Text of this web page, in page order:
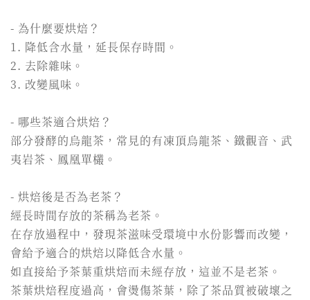
- 為什麼要烘焙？
1. 降低含水量，延長保存時間。
2. 去除雜味。
3. 改變風味。
- 哪些茶適合烘焙？
部分發酵的烏龍茶，常見的有凍頂烏龍茶、鐵觀音、武
夷岩茶、鳳凰單欉。
- 烘焙後是否為老茶？
經長時間存放的茶稱為老茶。
在存放過程中，發現茶滋味受環境中水份影響而改變，
會給予適合的烘焙以降低含水量。
如直接給予茶葉重烘焙而未經存放，這並不是老茶。
茶葉烘焙程度過高，會燙傷茶葉，除了茶品質被破壞之